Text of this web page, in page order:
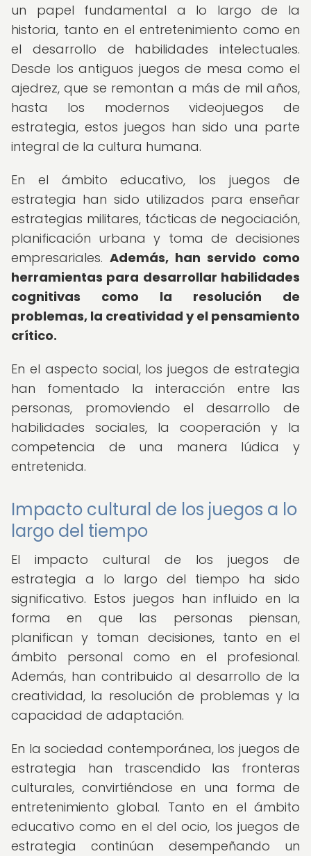
un papel fundamental a lo largo de la
historia, tanto en el entretenimiento como en
el desarrollo de habilidades intelectuales.
Desde los antiguos juegos de mesa como el
ajedrez, que se remontan a más de mil años,
hasta los modernos videojuegos de
estrategia, estos juegos han sido una parte
integral de la cultura humana.
En el ámbito educativo, los juegos de
estrategia han sido utilizados para enseñar
estrategias militares, tácticas de negociación,
planificación urbana y toma de decisiones
empresariales. Además, han servido como
herramientas para desarrollar habilidades
cognitivas como la resolución de
problemas, la creatividad y el pensamiento
crítico.
En el aspecto social, los juegos de estrategia
han fomentado la interacción entre las
personas, promoviendo el desarrollo de
habilidades sociales, la cooperación y la
competencia de una manera lúdica y
entretenida.
Impacto cultural de los juegos a lo
largo del tiempo
El impacto cultural de los juegos de
estrategia a lo largo del tiempo ha sido
significativo. Estos juegos han influido en la
forma en que las personas piensan,
planifican y toman decisiones, tanto en el
ámbito personal como en el profesional.
Además, han contribuido al desarrollo de la
creatividad, la resolución de problemas y la
capacidad de adaptación.
En la sociedad contemporánea, los juegos de
estrategia han trascendido las fronteras
culturales, convirtiéndose en una forma de
entretenimiento global. Tanto en el ámbito
educativo como en el del ocio, los juegos de
estrategia continúan desempeñando un